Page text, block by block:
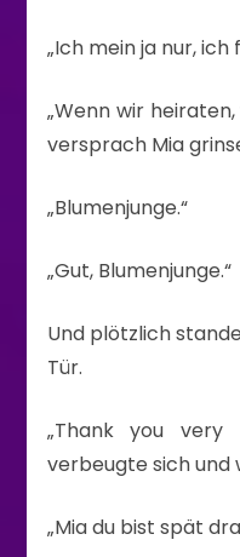
„Ich mein ja nur,
„Wenn wir
versprach Mia
„Blumenjunge.“
„Gut, Blumenjunge.“
Und plötzlich
Tür.
„Thank you
verbeugte sich und
„Mia du bist spät